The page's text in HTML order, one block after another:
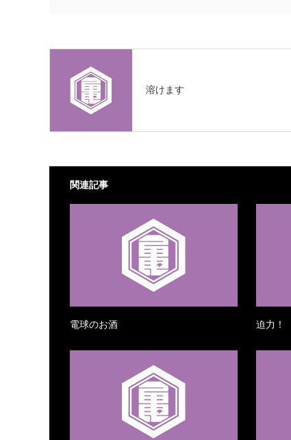
溶けます
関連記事
電球のお酒 迫力！